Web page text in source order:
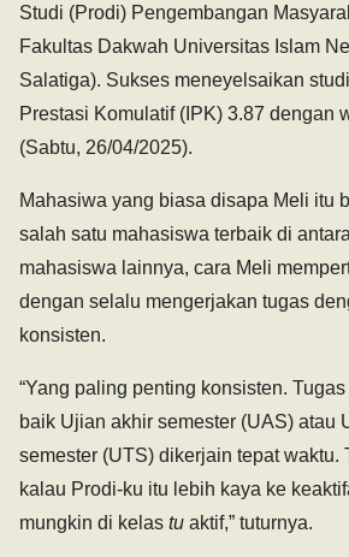
Studi (Prodi) Pengembangan
Fakultas Dakwah Universitas Islam
Salatiga). Sukses meneyelsaikan
Prestasi Komulatif (IPK) 3.87 dengan
(Sabtu, 26/04/2025).
Mahasiwa yang biasa disapa Meli itu
salah satu mahasiswa terbaik di
mahasiswa lainnya, cara Meli
dengan selalu mengerjakan tugas
konsisten.
“Yang paling penting konsisten. Tugas
baik Ujian akhir semester (UAS) atau
semester (UTS) dikerjain tepat waktu.
kalau Prodi-ku itu lebih kaya ke
mungkin di kelas tu aktif,” tuturnya.